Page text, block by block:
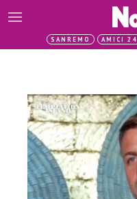
SANREMO AMICI 24